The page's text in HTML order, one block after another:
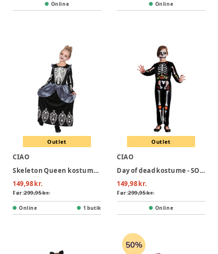
Online Online
Outlet
CIAO
Skeleton Queen kostume - SORT
149,98 kr.
Før:299,95 kr.
Online 1 butik
Outlet
CIAO
Day of dead kostume - SORT
149,98 kr.
Før:299,95 kr.
Online